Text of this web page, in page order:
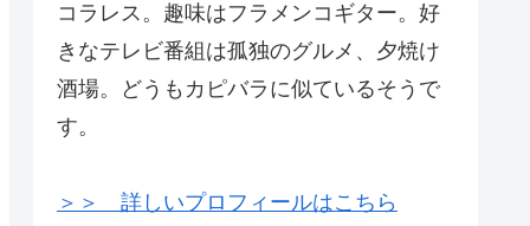
コラレス。趣味はフラメンコギター。好
きなテレビ番組は孤独のグルメ、夕焼け
酒場。どうもカピバラに似ているそうで
す。
＞＞ 詳しいプロフィールはこちら